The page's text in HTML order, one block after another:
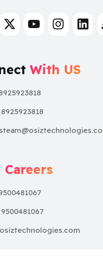
TwitterYoutubeInstagram
With US
8925923818
Careers
9500481067